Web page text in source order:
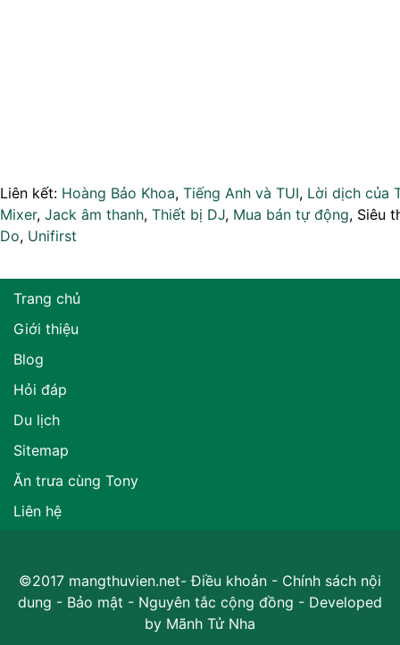
Liên kết: Hoàng Bảo Khoa, Tiếng Anh và TUI, Lời dịch của
Mixer, Jack âm thanh, Thiết bị DJ, Mua bán tự động, Siêu
Do, Unifirst
Trang chủ
Giới thiệu
Blog
Hỏi đáp
Du lịch
Sitemap
Ăn trưa cùng Tony
Liên hệ
©2017 mangthuvien.net-Điều khoản - Chính sách nội
dung - Bảo mật - Nguyên tắc cộng đồng - Developed
by Mãnh Tử Nha